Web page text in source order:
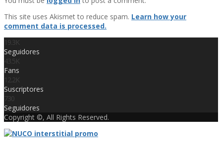
This site uses Akismet to reduce spam. Learn how your
comment data is processed.
19.3K
Seguidores
43.5K
Fans
12.2K
Suscriptores
730
Seguidores
Copyright ©, All Rights Reserved.